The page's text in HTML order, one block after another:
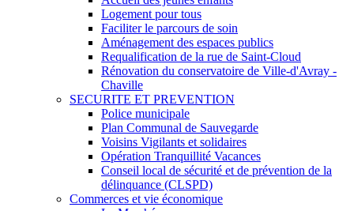
Logement pour tous
Faciliter le parcours de soin
Aménagement des espaces publics
Requalification de la rue de Saint-Cloud
Rénovation du conservatoire de Ville-d'Avray -
Chaville
SECURITE ET PREVENTION
Police municipale
Plan Communal de Sauvegarde
Voisins Vigilants et solidaires
Opération Tranquillité Vacances
Conseil local de sécurité et de prévention de la
délinquance (CLSPD)
Commerces et vie économique